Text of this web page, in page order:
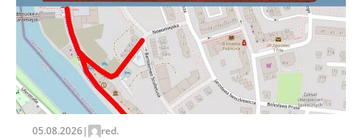
Zapamiętaj moje dane w tej przeglądarce podczas
pisania kolejnych komentarzy.
05.08.2026| red.